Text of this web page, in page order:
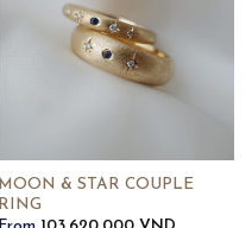
MOON & STAR COUPLE
RING